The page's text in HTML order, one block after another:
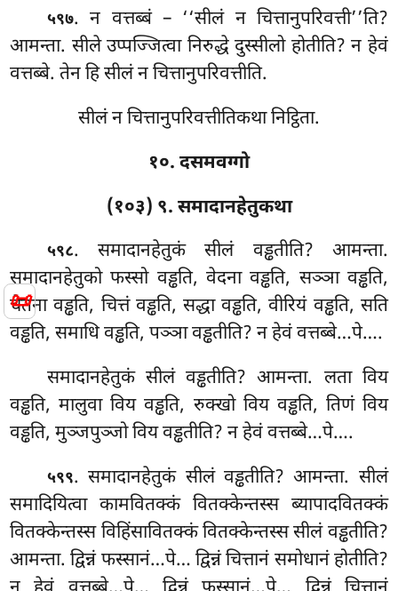
📜
५९७. न वत्तब्बं – ‘‘सीलं न चित्तानुपरिवत्ती’’ति?
आमन्ता. सीले उप्पज्जित्वा निरुद्धे दुस्सीलो होतीति? न हेवं
वत्तब्बे. तेन हि सीलं न चित्तानुपरिवत्तीति.
सीलं न चित्तानुपरिवत्तीतिकथा निट्ठिता.
१०. दसमवग्गो
(१०३) ९. समादानहेतुकथा
५९८. समादानहेतुकंसीलं वड्ढतीति? आमन्ता.
समादानहेतुको फस्सो वड्ढति, वेदना वड्ढति, सञ्ञा वड्ढति,
चेतना वड्ढति, चित्तं वड्ढति, सद्धा वड्ढति, वीरियं वड्ढति, सति
वड्ढति, समाधि वड्ढति, पञ्ञा वड्ढतीति? न हेवं वत्तब्बे…पे….
समादानहेतुकं सीलं वड्ढतीति? आमन्ता. लता विय
वड्ढति, मालुवा विय वड्ढति, रुक्खो विय वड्ढति, तिणं विय
वड्ढति, मुञ्जपुञ्जो विय वड्ढतीति? न हेवं वत्तब्बे…पे….
५९९. समादानहेतुकं सीलं वड्ढतीति? आमन्ता. सीलं
समादियित्वा कामवितक्कं वितक्केन्तस्स ब्यापादवितक्कं
वितक्केन्तस्स विहिंसावितक्कं वितक्केन्तस्स सीलं वड्ढतीति?
आमन्ता. द्विन्नं फस्सानं…पे… द्विन्नं चित्तानं समोधानंहोतीति?